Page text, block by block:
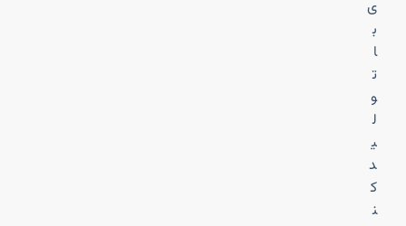
ی
ب
ا
ت
و
ل
ی
د
ک
ن